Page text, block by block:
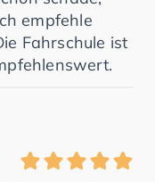
empfehle
Fahrschule ist